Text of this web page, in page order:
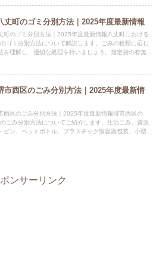
丈町のゴミ分別方法｜2025年度最新情報
町のゴミ分別方法｜2025年度最新情報八丈町における
ゴミ分別方法について解説します。ごみの種類に応じ
を理解し、適切な処理を行いましょう。指定袋の有無情
市西区のごみ分別方法｜2025年度最新情
西区のごみ分別方法｜2025年度最新情報堺市西区の
ごみ分別方法についてご紹介します。生活ごみ、資源
ビン、ペットボトル、プラスチック製容器包装、小型金
ンサーリンク